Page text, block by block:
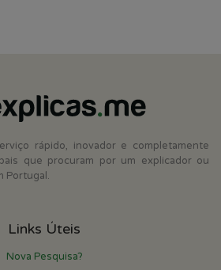
rápido, inovador e completamente
que procuram por um explicador ou
Portugal.
Links Úteis
Nova Pesquisa?